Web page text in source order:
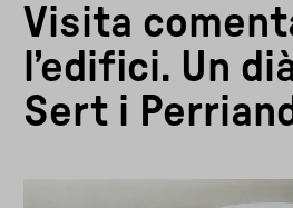
한국어
NL
PT
Visita
l’edifici. Un
Sert i